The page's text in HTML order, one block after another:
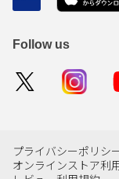
Follow us
プライバシーポリシ
オンラインストア利